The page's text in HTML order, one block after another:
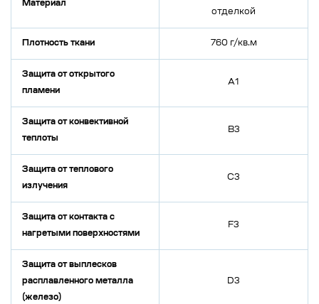
Материал
отделкой
Плотность ткани 760 г/кв.м
Защита от открытого
пламени
А1
Защита от конвективной
теплоты
В3
Защита от теплового
излучения
С3
Защита от контакта с
нагретыми поверхностями
F3
Защита от выплесков
расплавленного металла
(железо)
D3